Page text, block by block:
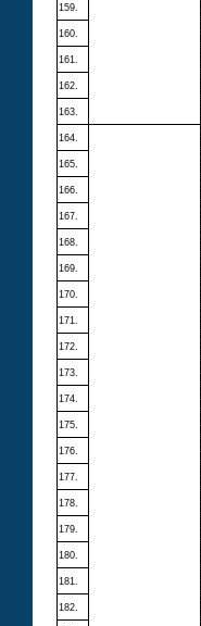
159.
160.
161.
162.
163.
164.
165.
166.
167.
168.
169.
170.
171.
172.
173.
174.
175.
176.
177.
178.
179.
180.
181.
182.